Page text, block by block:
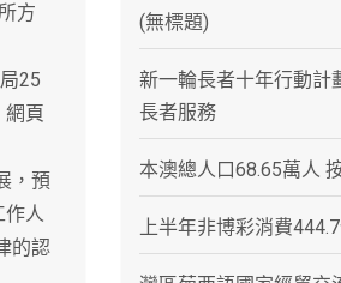
方
25
頁
，預
作人
的認
(無標題)
新一輪長者十年行動計
長者服務
本澳總人口68.65萬人
上半年非博彩消費